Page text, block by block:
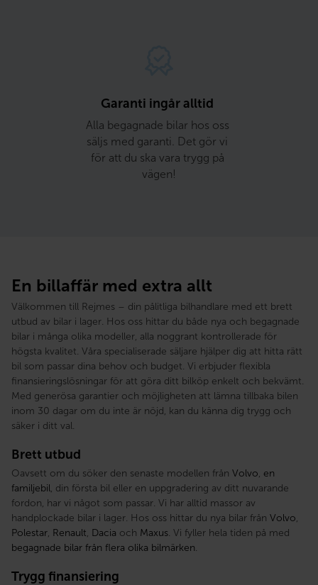
Garanti ingår alltid
Alla begagnade bilar hos oss
säljs med garanti. Det gör vi
för att du ska vara trygg på
vägen!
En billaffär med extra allt
Välkommen till Rejmes – din pålitliga bilhandlare med ett brett
utbud av bilar i lager. Hos oss hittar du både nya och begagnade
bilar i många olika modeller, alla noggrant kontrollerade för
högsta kvalitet. Våra specialiserade säljare hjälper dig att hitta rätt
bil som passar dina behov och budget. Vi erbjuder flexibla
finansieringslösningar för att göra ditt bilköp enkelt och bekvämt.
Med generösa garantier och möjligheten att lämna tillbaka bilen
inom 30 dagar om du inte är nöjd, kan du känna dig trygg och
säker i ditt val.
Brett utbud
Oavsett om du söker den senaste modellen från Volvo, en
familjebil, din första bil eller en uppgradering av ditt nuvarande
fordon, har vi något som passar. Vi har alltid massor av
handplockade bilar i lager. Hos oss hittar du nya bilar från Volvo,
Polestar, Renault, Dacia och Maxus. Vi fyller hela tiden på med
begagnade bilar från flera olika bilmärken.
Trygg finansiering